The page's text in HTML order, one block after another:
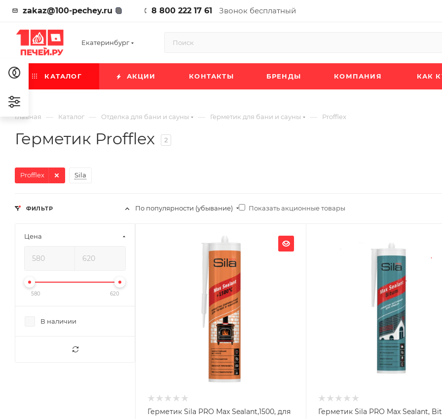
zakaz@100-pechey.ru 8 800 222 17 61 Звонок бесплатный
Екатеринбург
КАТАЛОГ АКЦИИ КОНТАКТЫ БРЕНДЫ КОМПАНИЯ КАК
Главная — Каталог — Отделка для бани и сауны — Герметик для бани и сауны — Profflex
Герметик Profflex 2
Profflex Sila
По популярности (убывание) Показать акционные товары
Герметик Sila PRO Max Sealant,1500, для
Герметик Sila PRO Max Sealant,
ФИЛЬТР
Цена
580 620
В наличии